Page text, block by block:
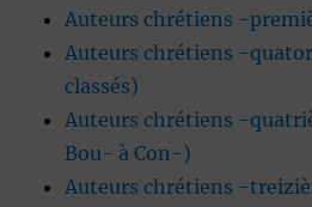
Auteurs chrétiens -
Auteurs chrétiens -
classés)
Auteurs chrétiens -
Bou- à Con-)
Auteurs chrétiens -